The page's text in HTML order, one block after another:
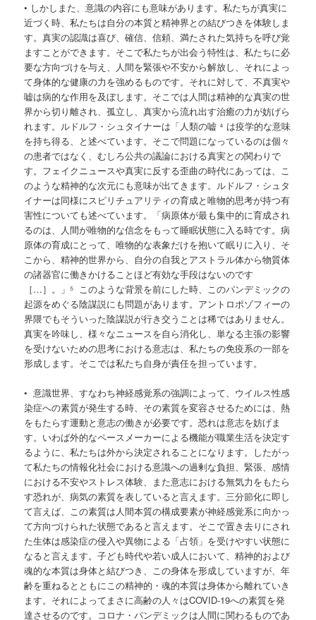
• しかしまた、意識の内容にも意味があります。私たちが真実に
近づく時、私たちは自分の本質と精神界との結びつきを体験しま
す。真実の認識は喜び、確信、信頼、満たされた気持ちを呼び覚
ますことができます。そこで私たちが出会う特性は、私たちに必
要な方向づけを与え、人間を緊張や不安から解放し、それによっ
て身体的な健康の力を強めるものです。それに対して、不真実や
嘘は病的な作用を及ぼします。そこでは人間は精神的な真実の世
界から切り離され、孤立し、真実から流れ出す治癒の力が妨げら
れます。ルドルフ・シュタイナーは「人類の嘘 ⁴ は疫学的な意味
を持ち得る、と述べています。そこで問題になっているのは個々
の患者ではなく、むしろ公共の議論における真実との関わりで
す。フェイクニュースや真実に反する歪曲の時代にあっては、こ
のような精神的な次元にも意味が出てきます。ルドルフ・シュタ
イナーは同様にスピリチュアリティの育成と唯物的思考が持つ有
害性についても述べています。「病原体が最も集中的に育成され
るのは、人間が唯物的な信念をもって睡眠状態に入る時です。病
原体の育成にとって、唯物的な表象だけを抱いて眠りに入り、そ
こから、精神的世界から、自分の自我とアストラル体から物質体
の諸器官に働きかけることほど有効な手段はないのです
［…］。」⁵ このような背景を前にした時、このパンデミックの
起源をめぐる陰謀説にも問題があります。アントロポゾフィーの
界隈でもそういった陰謀説が行き交うことは稀ではありません。
真実を吟味し、様々なニュースを自ら消化し、単なる主張の影響
を受けないための思考における意志は、私たちの免疫系の一部を
形成します。そこでは私たち自身が責任を担っています。
• 意識世界、すなわち神経感覚系の強調によって、ウイルス性感
染症への素質が発生する時、その素質を変容させるためには、熱
をもたらす運動と意志の働きが必要です。恐れは意志を妨げま
す。いわば外的なペースメーカーによる機能が職業生活を決定す
るように、私たちは外から決定されることになります。したがっ
て私たちの情報化社会における意識への過剰な負担、緊張、感情
における不安やストレス体験、また意志における無気力をもたら
す恐れが、病気の素質を表していると言えます。三分節化に即し
て言えば、この素質は人間本質の構成要素が神経感覚系に向かっ
て方向づけられた状態であると言えます。そこで置き去りにされ
た生体は感染症の侵入や異物による「占領」を受けやすい状態に
なると言えます。子ども時代や若い成人において、精神的および
魂的な本質は身体と結びつき、この身体を形成していますが、年
齢を重ねるとともにこの精神的・魂的本質は身体から離れていき
ます。それによってまさに高齢の人々はCOVID-19への素質を発
達させるのです。コロナ・パンデミックは人間に関わるものであ